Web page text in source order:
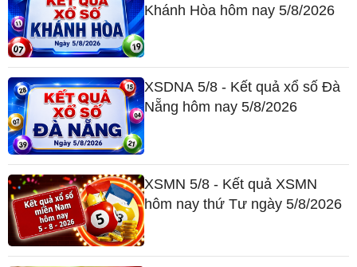
Khánh Hòa hôm nay 5/8/2026
XSDNA 5/8 - Kết quả xổ số Đà
Nẵng hôm nay 5/8/2026
XSMN 5/8 - Kết quả XSMN
hôm nay thứ Tư ngày 5/8/2026